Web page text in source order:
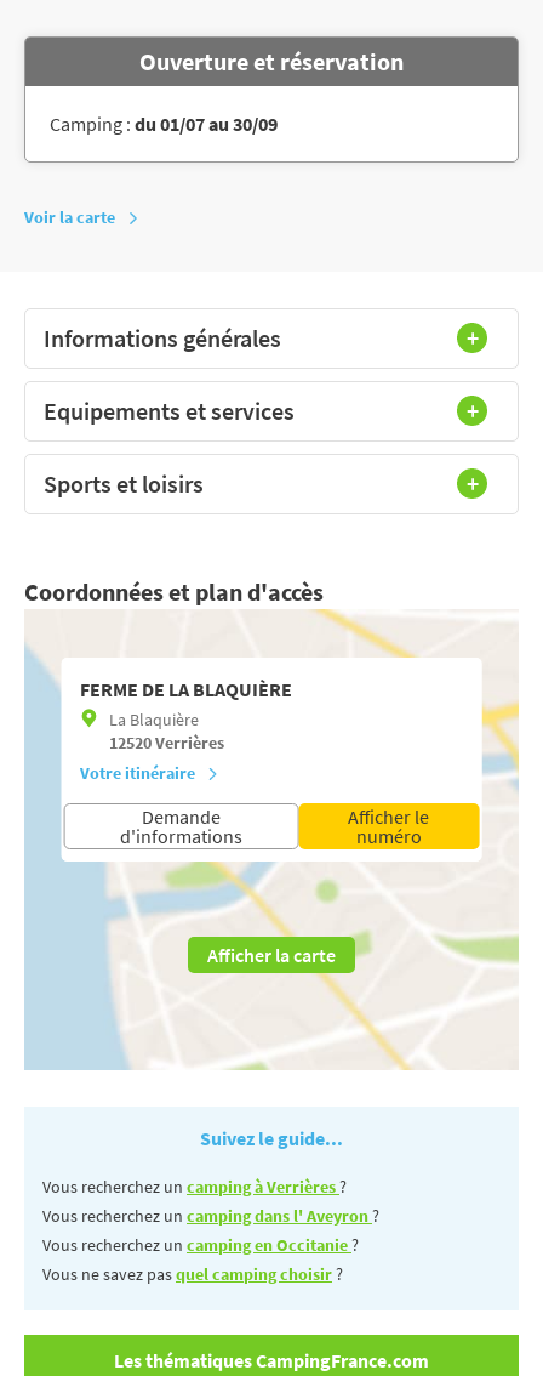
Ouverture et réservation
Camping : du 01/07 au 30/09
Voir la carte
Informations générales
Equipements et services
Sports et loisirs
Coordonnées et plan d'accès
FERME DE LA BLAQUIÈRE
La Blaquière
12520Verrières
Votre itinéraire
Demande
d'informations
Afficher le
numéro
Afficher la carte
Suivez le guide...
Vous recherchez un camping à Verrières?
Vous recherchez un camping dans l' Aveyron?
Vous recherchez un camping en Occitanie?
Vous ne savez pasquel camping choisir?
Les thématiques CampingFrance.com